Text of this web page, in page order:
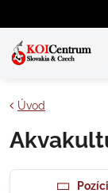
Úvod